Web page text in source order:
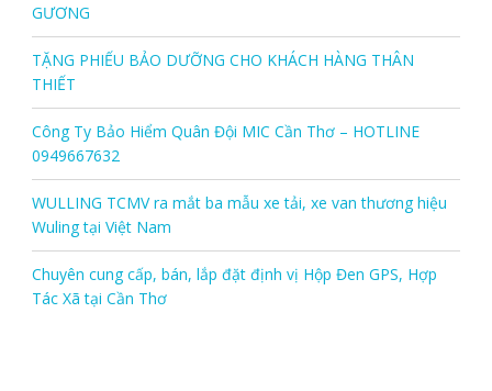
GƯƠNG
TẶNG PHIẾU BẢO DƯỠNG CHO KHÁCH HÀNG THÂN
THIẾT
Công Ty Bảo Hiểm Quân Đội MIC Cần Thơ – HOTLINE
0949667632
WULLING TCMV ra mắt ba mẫu xe tải, xe van thương hiệu
Wuling tại Việt Nam
Chuyên cung cấp, bán, lắp đặt định vị Hộp Đen GPS, Hợp
Tác Xã tại Cần Thơ